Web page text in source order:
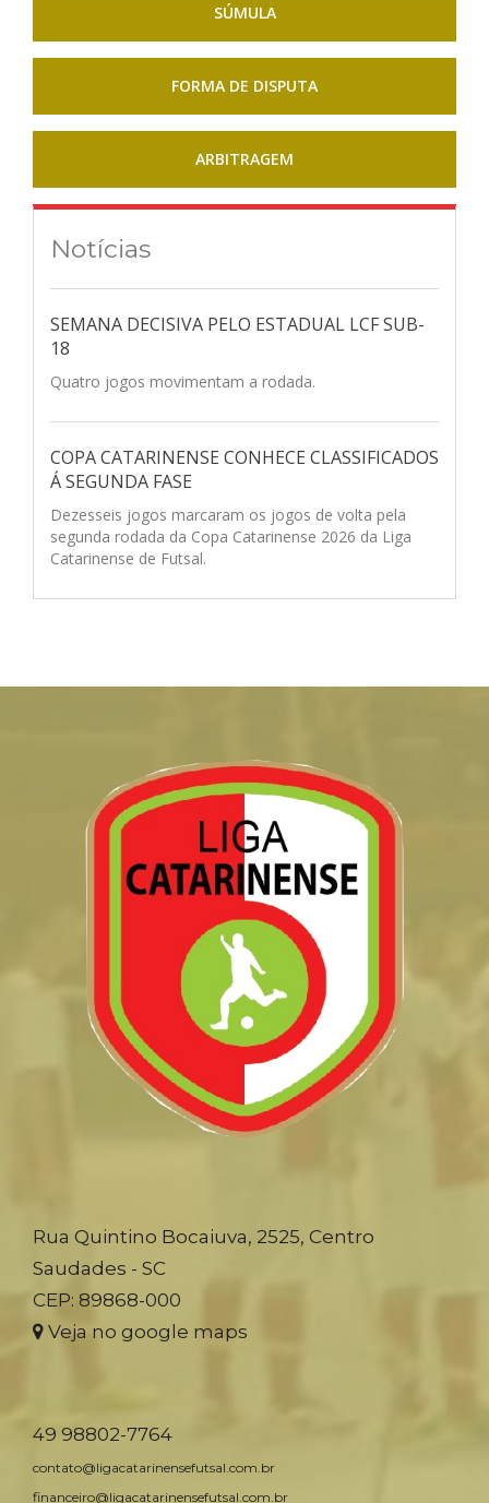
SÚMULA
FORMA DE DISPUTA
ARBITRAGEM
Notícias
SEMANA DECISIVA PELO ESTADUAL LCF SUB-
18
Quatro jogos movimentam a rodada.
COPA CATARINENSE CONHECE CLASSIFICADOS
Á SEGUNDA FASE
Dezesseis jogos marcaram os jogos de volta pela
segunda rodada da Copa Catarinense 2026 da Liga
Catarinense de Futsal.
Rua Quintino Bocaiuva, 2525, Centro
Saudades - SC
CEP: 89868-000
Veja no google maps
49 98802-7764
contato@ligacatarinensefutsal.com.br
financeiro@ligacatarinensefutsal.com.br